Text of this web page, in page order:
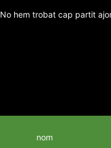
No hem trobat cap partit